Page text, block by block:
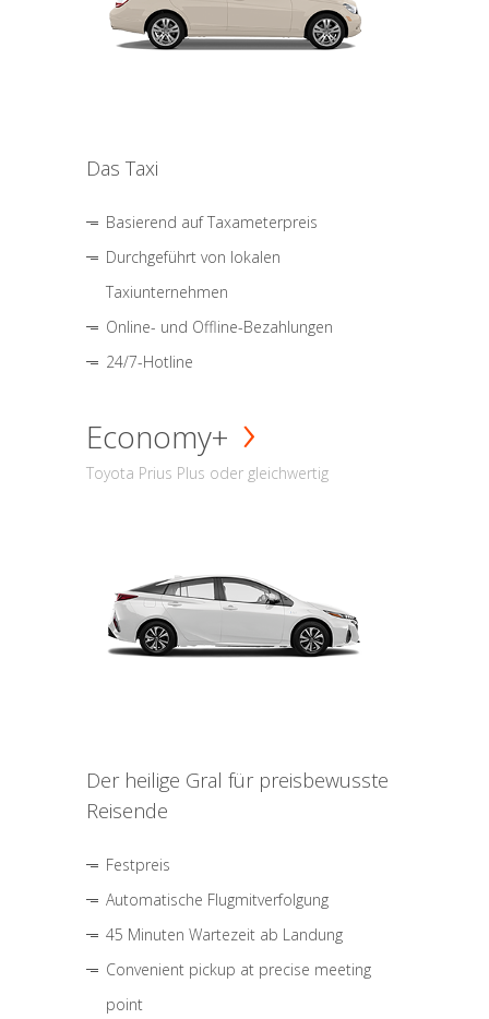
Das Taxi
Basierend auf Taxameterpreis
Durchgeführt von lokalen
Taxiunternehmen
Online- und Offline-Bezahlungen
24/7-Hotline
Economy+
Toyota Prius Plus oder gleichwertig
Der heilige Gral für preisbewusste
Reisende
Festpreis
Automatische Flugmitverfolgung
45 Minuten Wartezeit ab Landung
Convenient pickup at precise meeting
point